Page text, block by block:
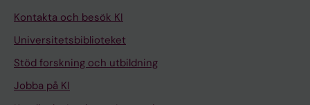
Kontakta och besök KI
Universitetsbiblioteket
Stöd forskning och utbildning
Jobba på KI